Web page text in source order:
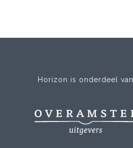
Horizon is onderdeel van